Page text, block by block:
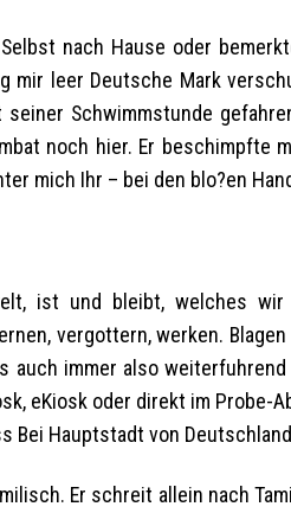
nach Hause oder
mir leer Deutsche Mark
Schwimmstunde
noch hier. Er beschimpfte
mich Ihr – bei den blo?en
ist und bleibt, welches
vergottern, werken.
auch immer also
eKiosk oder direkt im
Bei Hauptstadt von
Er schreit allein nach